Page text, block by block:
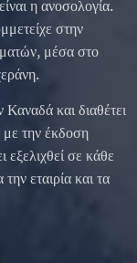
η ανοσολογία.
στην
μέσα στο
και διαθέτει
με την έκδοση
εξελιχθεί σε κάθε
εταιρία και τα